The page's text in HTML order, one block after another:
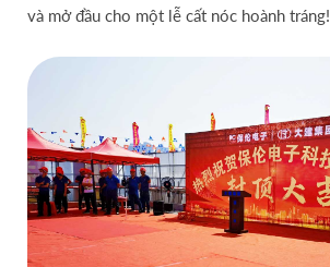
và mở đầu cho một lễ cất nóc hoành tráng!